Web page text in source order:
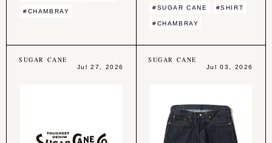
#CHAMBRAY
#SUGAR CANE #SHIRT
#CHAMBRAY
SUGAR CANE
Jul 27, 2026
SUGAR CANE
Jul 03, 2026